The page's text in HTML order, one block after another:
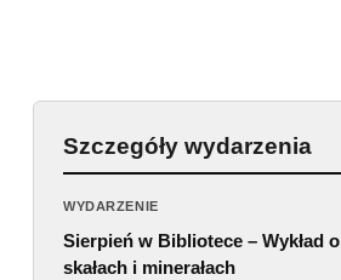
Szczegóły wydarzenia
WYDARZENIE
Sierpień w Bibliotece – Wykład o
skałach i minerałach